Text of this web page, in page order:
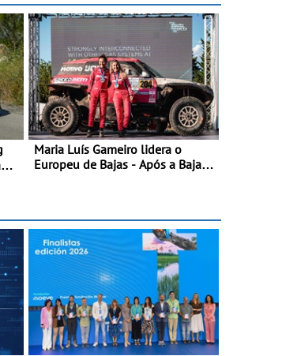
verão britânica
Maria Luís Gameiro lidera o
Europeu de Bajas - Após a Baja